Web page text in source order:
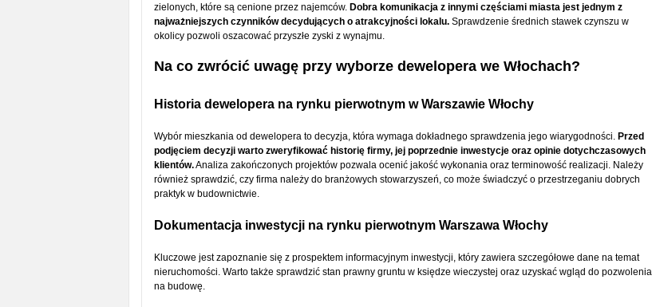
zielonych, które są cenione przez najemców. Dobra komunikacja z innymi częściami miasta jest jednym z
najważniejszych czynników decydujących o atrakcyjności lokalu.Sprawdzenie średnich stawek czynszu w
okolicy pozwoli oszacować przyszłe zyski z wynajmu.
Na co zwrócić uwagę przy wyborze dewelopera we Włochach?
Historia dewelopera na rynku pierwotnym w Warszawie Włochy
Wybór mieszkania od dewelopera to decyzja, która wymaga dokładnego sprawdzenia jego wiarygodności. Przed
podjęciem decyzji warto zweryfikować historię firmy, jej poprzednie inwestycje oraz opinie dotychczasowych
klientów.Analiza zakończonych projektów pozwala ocenić jakość wykonania oraz terminowość realizacji. Należy
również sprawdzić, czy firma należy do branżowych stowarzyszeń, co może świadczyć o przestrzeganiu dobrych
praktyk w budownictwie.
Dokumentacja inwestycji na rynku pierwotnym Warszawa Włochy
Kluczowe jest zapoznanie się z prospektem informacyjnym inwestycji, który zawiera szczegółowe dane na temat
nieruchomości. Warto także sprawdzić stan prawny gruntu w księdze wieczystej oraz uzyskać wgląd do pozwolenia
na budowę.